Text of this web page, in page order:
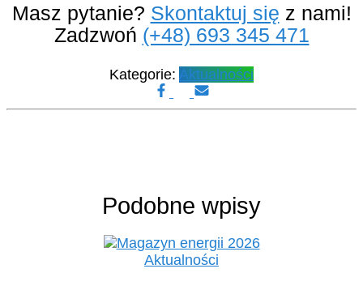
Masz pytanie? Skontaktuj się z nami!
Zadzwoń (+48) 693 345 471
Kategorie: Aktualności
Podobne wpisy
Aktualności